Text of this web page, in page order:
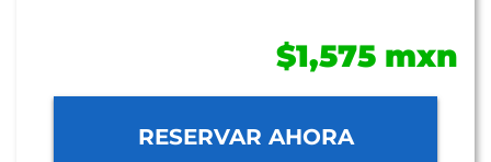
$1,575 mxn
RESERVAR AHORA